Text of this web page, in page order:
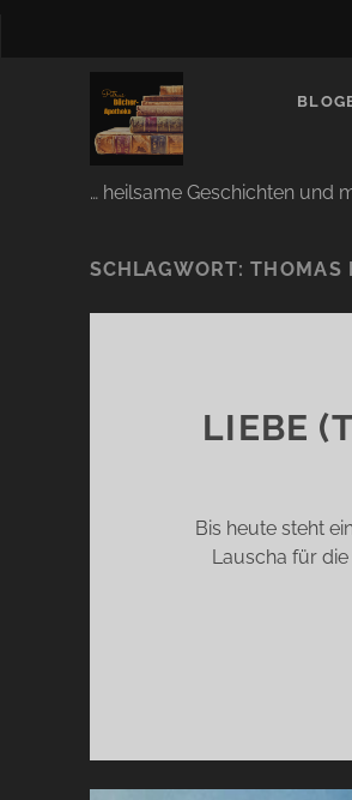
… heilsame Geschichten und
SCHLAGWORT:THOMAS
LIEBE
Bis heute steht
Lauscha für